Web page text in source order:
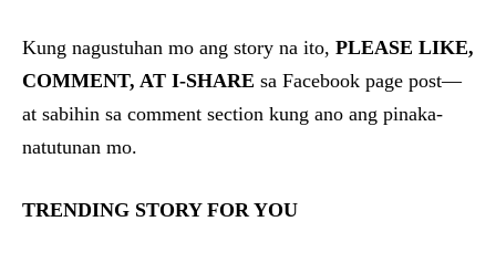
Kung nagustuhan mo ang story na ito, PLEASE LIKE,
COMMENT, AT I-SHARE sa Facebook page post—
at sabihin sa comment section kung ano ang pinaka-
natutunan mo.
TRENDING STORY FOR YOU